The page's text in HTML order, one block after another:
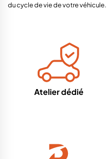
du cycle de vie de votre véhicule.
Atelier dédié